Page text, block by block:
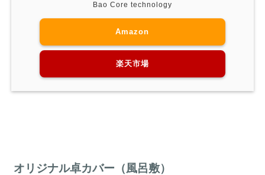
Bao Core technology
Amazon
楽天市場
オリジナル卓カバー（風呂敷）